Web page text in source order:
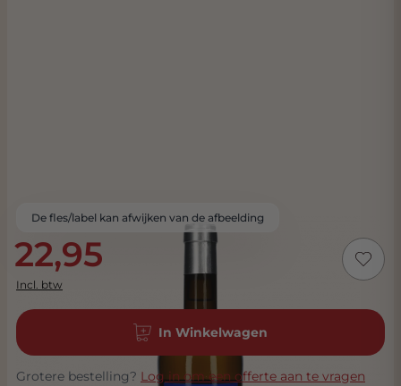
De fles/label kan afwijken van de afbeelding
22,95
Incl. btw
In Winkelwagen
Grotere bestelling? Log in om een offerte aan te vragen